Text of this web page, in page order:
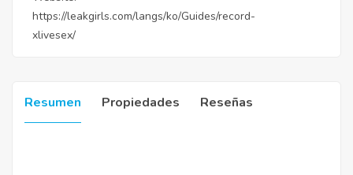
(Casos de Éxito)
https://leakgirls.com/langs/ko/Guides/record-
xlivesex/
Resumen Propiedades Reseñas